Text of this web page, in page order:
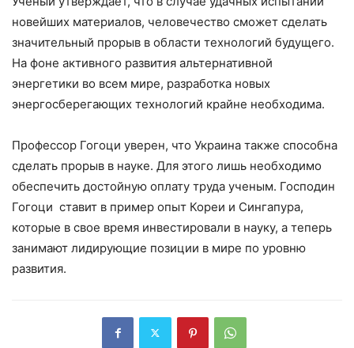
новейших материалов, человечество сможет сделать
значительный прорыв в области технологий будущего.
На фоне активного развития альтернативной
энергетики во всем мире, разработка новых
энергосберегающих технологий крайне необходима.
Профессор Гогоци уверен, что Украина также способна
сделать прорыв в науке. Для этого лишь необходимо
обеспечить достойную оплату труда ученым. Господин
Гогоци ставит в пример опыт Кореи и Сингапура,
которые в свое время инвестировали в науку, а теперь
занимают лидирующие позиции в мире по уровню
развития.